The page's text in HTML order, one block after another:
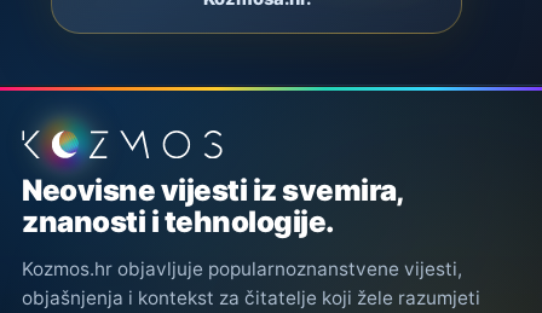
Podnožje stranice
Neovisne vijesti iz svemira,
znanosti i tehnologije.
Kozmos.hr objavljuje popularnoznanstvene vijesti,
objašnjenja i kontekst za čitatelje koji žele razumjeti